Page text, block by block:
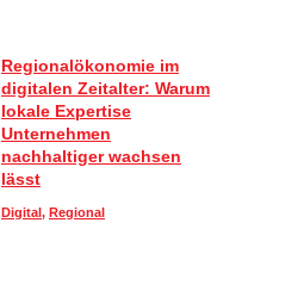
Regionalökonomie im
digitalen Zeitalter: Warum
lokale Expertise
Unternehmen
nachhaltiger wachsen
lässt
Digital, Regional